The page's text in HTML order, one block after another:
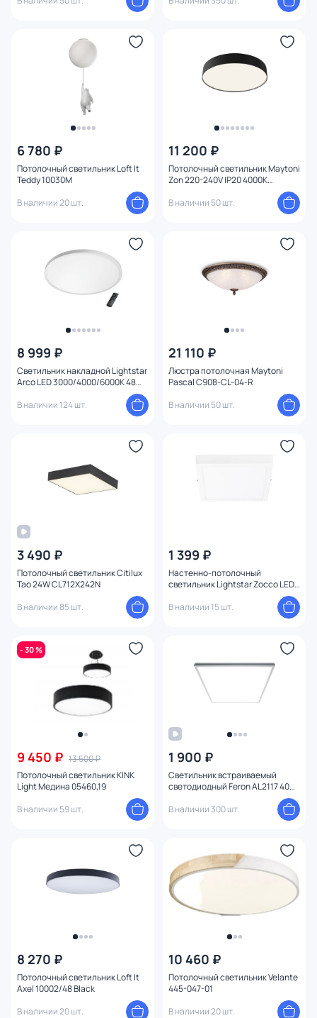
6 780 ₽
Потолочный светильник Loft It
Teddy 10030M
В наличии 20 шт.
11 200 ₽
Потолочный светильник Maytoni
Zon 220-240V IP20 4000K
В наличии 50 шт.
8 999 ₽
Светильник накладной Lightstar
Arco LED 3000/4000/6000K 48W
В наличии 124 шт.
21 110 ₽
Люстра потолочная Maytoni
Pascal C908-CL-04-R
В наличии 50 шт.
3 490 ₽
Потолочный светильник Citilux
Тао 24W CL712X242N
В наличии 85 шт.
1 399 ₽
Настенно-потолочный
светильник Lightstar Zocco LED
В наличии 15 шт.
- 30 %
9 450 ₽ 13 500 ₽
Потолочный светильник KINK
Light Медина 05460,19
В наличии 59 шт.
1 900 ₽
Светильник встраиваемый
светодиодный Feron AL2117 40W
В наличии 300 шт.
8 270 ₽
Потолочный светильник Loft It
Axel 10002/48 Black
В наличии 20 шт.
10 460 ₽
Потолочный светильник Velante
445-047-01
В наличии 20 шт.